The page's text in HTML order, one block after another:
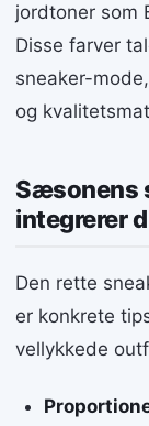
jordtoner som
Disse farver
sneaker-
og
Sæsonens
integrerer
Den rette
er konkrete
vellykkede